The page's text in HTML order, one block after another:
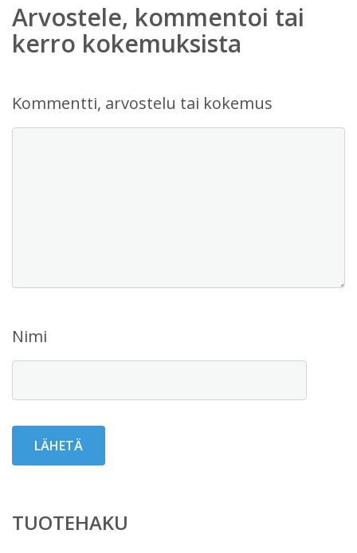
Arvostele, kommentoi tai
kerro kokemuksista
Kommentti, arvostelu tai kokemus
Nimi
TUOTEHAKU